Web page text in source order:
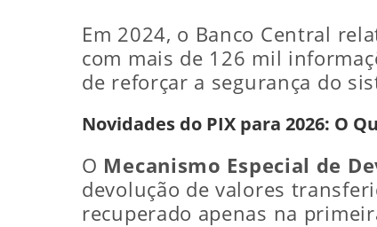
Em 2024, o Banco Central
com mais de 126 mil
de reforçar a segurança do
Novidades do PIX para 2026: O
O Mecanismo Especial de
devolução de valores
recuperado apenas na